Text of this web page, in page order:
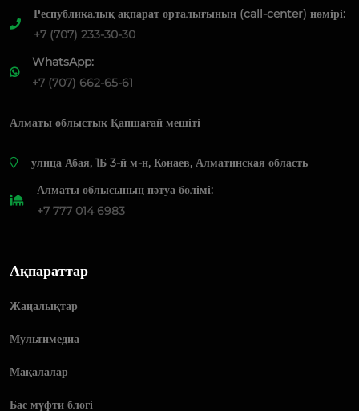
Республикалық ақпарат орталығының (call-center) нөмірі:
+7 (707) 233-30-30
WhatsApp:
+7 (707) 662-65-61
Алматы облыстық Қапшағай мешіті
​улица Абая, 1Б 3-й м-н, Конаев, Алматинская область
Алматы облысының пәтуа бөлімі:
+7 777 014 6983
Ақпараттар
Жаңалықтар
Мультимедиа
Мақалалар
Бас мүфти блогі